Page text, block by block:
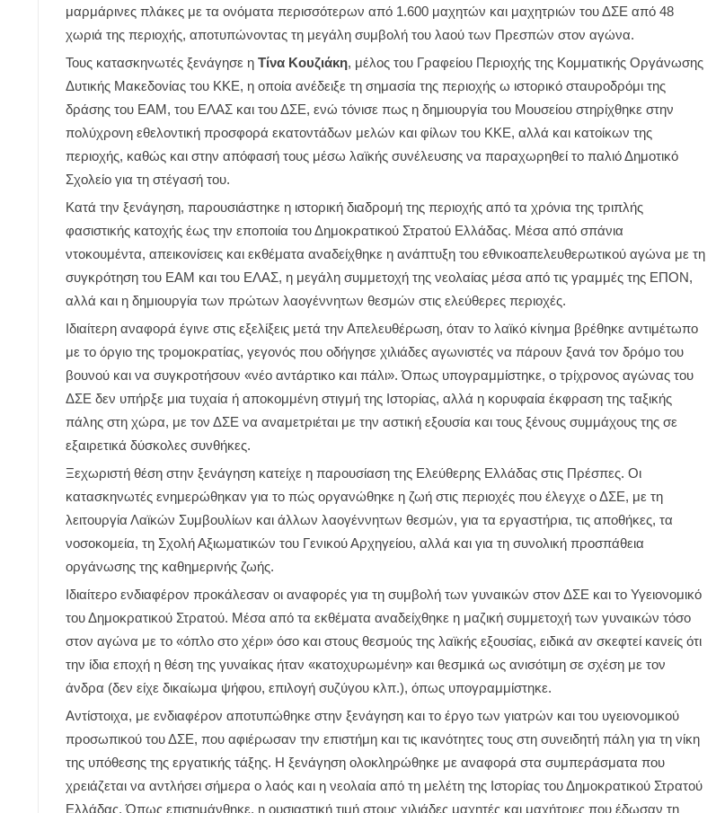
μαρμάρινες πλάκες με τα ονόματα περισσότερων από 1.600 μαχητών και μαχητριών του ΔΣΕ από 48
χωριά της περιοχής, αποτυπώνοντας τη μεγάλη συμβολή του λαού των Πρεσπών στον αγώνα.
Τους κατασκηνωτές ξενάγησε η Τίνα Κουζιάκη, μέλος του Γραφείου Περιοχής της Κομματικής Οργάνωσης
Δυτικής Μακεδονίας του ΚΚΕ, η οποία ανέδειξε τη σημασία της περιοχής ω ιστορικό σταυροδρόμι της
δράσης του ΕΑΜ, του ΕΛΑΣ και του ΔΣΕ, ενώ τόνισε πως η δημιουργία του Μουσείου στηρίχθηκε στην
πολύχρονη εθελοντική προσφορά εκατοντάδων μελών και φίλων του ΚΚΕ, αλλά και κατοίκων της
περιοχής, καθώς και στην απόφασή τους μέσω λαϊκής συνέλευσης να παραχωρηθεί το παλιό Δημοτικό
Σχολείο για τη στέγασή του.
Κατά την ξενάγηση, παρουσιάστηκε η ιστορική διαδρομή της περιοχής από τα χρόνια της τριπλής
φασιστικής κατοχής έως την εποποιία του Δημοκρατικού Στρατού Ελλάδας. Μέσα από σπάνια
ντοκουμέντα, απεικονίσεις και εκθέματα αναδείχθηκε η ανάπτυξη του εθνικοαπελευθερωτικού αγώνα με τη
συγκρότηση του ΕΑΜ και του ΕΛΑΣ, η μεγάλη συμμετοχή της νεολαίας μέσα από τις γραμμές της ΕΠΟΝ,
αλλά και η δημιουργία των πρώτων λαογέννητων θεσμών στις ελεύθερες περιοχές.
Ιδιαίτερη αναφορά έγινε στις εξελίξεις μετά την Απελευθέρωση, όταν το λαϊκό κίνημα βρέθηκε αντιμέτωπο
με το όργιο της τρομοκρατίας, γεγονός που οδήγησε χιλιάδες αγωνιστές να πάρουν ξανά τον δρόμο του
βουνού και να συγκροτήσουν «νέο αντάρτικο και πάλι». Όπως υπογραμμίστηκε, ο τρίχρονος αγώνας του
ΔΣΕ δεν υπήρξε μια τυχαία ή αποκομμένη στιγμή της Ιστορίας, αλλά η κορυφαία έκφραση της ταξικής
πάλης στη χώρα, με τον ΔΣΕ να αναμετριέται με την αστική εξουσία και τους ξένους συμμάχους της σε
εξαιρετικά δύσκολες συνθήκες.
Ξεχωριστή θέση στην ξενάγηση κατείχε η παρουσίαση της Ελεύθερης Ελλάδας στις Πρέσπες. Οι
κατασκηνωτές ενημερώθηκαν για το πώς οργανώθηκε η ζωή στις περιοχές που έλεγχε ο ΔΣΕ, με τη
λειτουργία Λαϊκών Συμβουλίων και άλλων λαογέννητων θεσμών, για τα εργαστήρια, τις αποθήκες, τα
νοσοκομεία, τη Σχολή Αξιωματικών του Γενικού Αρχηγείου, αλλά και για τη συνολική προσπάθεια
οργάνωσης της καθημερινής ζωής.
Ιδιαίτερο ενδιαφέρον προκάλεσαν οι αναφορές για τη συμβολή των γυναικών στον ΔΣΕ και το Υγειονομικό
του Δημοκρατικού Στρατού. Μέσα από τα εκθέματα αναδείχθηκε η μαζική συμμετοχή των γυναικών τόσο
στον αγώνα με το «όπλο στο χέρι» όσο και στους θεσμούς της λαϊκής εξουσίας, ειδικά αν σκεφτεί κανείς ότι
την ίδια εποχή η θέση της γυναίκας ήταν «κατοχυρωμένη» και θεσμικά ως ανισότιμη σε σχέση με τον
άνδρα (δεν είχε δικαίωμα ψήφου, επιλογή συζύγου κλπ.), όπως υπογραμμίστηκε.
Αντίστοιχα, με ενδιαφέρον αποτυπώθηκε στην ξενάγηση και το έργο των γιατρών και του υγειονομικού
προσωπικού του ΔΣΕ, που αφιέρωσαν την επιστήμη και τις ικανότητες τους στη συνειδητή πάλη για τη νίκη
της υπόθεσης της εργατικής τάξης. Η ξενάγηση ολοκληρώθηκε με αναφορά στα συμπεράσματα που
χρειάζεται να αντλήσει σήμερα ο λαός και η νεολαία από τη μελέτη της Ιστορίας του Δημοκρατικού Στρατού
Ελλάδας. Όπως επισημάνθηκε, η ουσιαστική τιμή στους χιλιάδες μαχητές και μαχήτριες που έδωσαν τη